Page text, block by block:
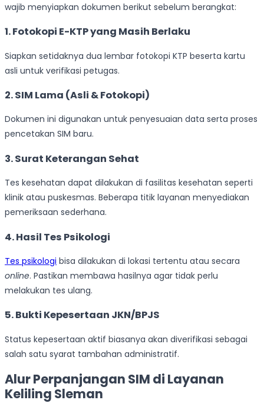
wajib menyiapkan dokumen berikut sebelum berangkat:
1. Fotokopi E-KTP yang Masih Berlaku
Siapkan setidaknya dua lembar fotokopi KTP beserta kartu
asli untuk verifikasi petugas.
2. SIM Lama (Asli & Fotokopi)
Dokumen ini digunakan untuk penyesuaian data serta proses
pencetakan SIM baru.
3. Surat Keterangan Sehat
Tes kesehatan dapat dilakukan di fasilitas kesehatan seperti
klinik atau puskesmas. Beberapa titik layanan menyediakan
pemeriksaan sederhana.
4. Hasil Tes Psikologi
Tes psikologi bisa dilakukan di lokasi tertentu atau secara
online. Pastikan membawa hasilnya agar tidak perlu
melakukan tes ulang.
5. Bukti Kepesertaan JKN/BPJS
Status kepesertaan aktif biasanya akan diverifikasi sebagai
salah satu syarat tambahan administratif.
Alur Perpanjangan SIM di Layanan
Keliling Sleman